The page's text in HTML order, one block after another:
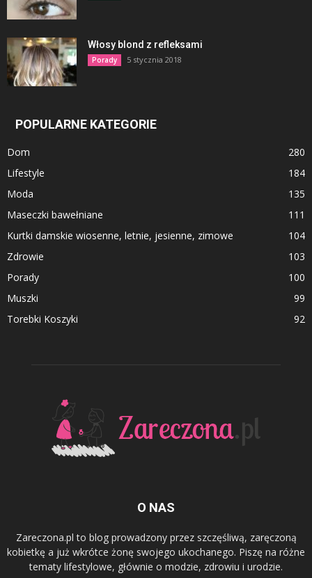
Włosy blond z refleksami
Porady 5 stycznia 2018
POPULARNE KATEGORIE
Dom
280
Lifestyle
184
Moda
135
Maseczki bawełniane
111
Kurtki damskie wiosenne, letnie, jesienne, zimowe
104
Zdrowie
103
Porady
100
Muszki
99
Torebki Koszyki
92
O NAS
Zareczona.pl to blog prowadzony przez szczęśliwą, zaręczoną
kobietkę a już wkrótce żonę swojego ukochanego. Piszę na różne
tematy lifestylowe, głównie o modzie, zdrowiu i urodzie.